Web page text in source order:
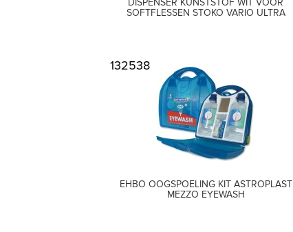
DISPENSER KUNSTSTOF WIT VOOR
SOFTFLESSEN STOKO VARIO ULTRA
132538
EHBO OOGSPOELING KIT ASTROPLAST
MEZZO EYEWASH